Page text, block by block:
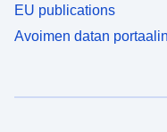
EU publications
Avoimen datan